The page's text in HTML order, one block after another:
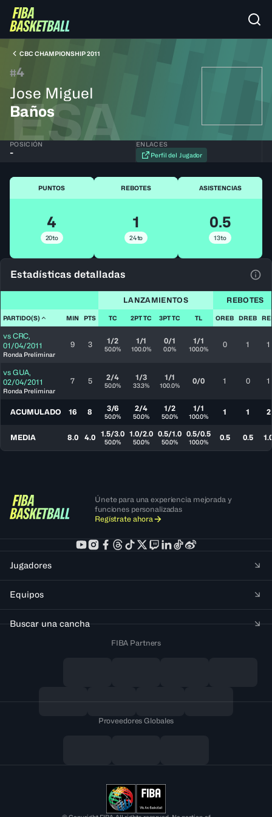
CBC CHAMPIONSHIP 2011
#4
Jose Miguel
Baños
ESA
POSICIÓN
-
ENLACES
Perfil del Jugador
PUNTOS
4
20to
REBOTES
1
24to
ASISTENCIAS
0.5
13to
Estadísticas detalladas
LANZAMIENTOS REBOTES
PARTIDO(S) MIN PTS TC 2PT TC 3PT TC TL OREB DREB
vs CRC,
01/04/2011
Ronda Preliminar
9 3 1/2
50.0%
1/1
100.0%
0/1
0.0%
1/1
100.0% 0 1 1
vs GUA,
02/04/2011
Ronda Preliminar
7 5 2/4
50.0%
1/3
33.3%
1/1
100.0% 0/0 1 0 1
ACUMULADO 16 8 3/6
50.0%
2/4
50.0%
1/2
50.0%
1/1
100.0% 1 1 2
MEDIA 8.0 4.0 1.5/3.0
50.0%
1.0/2.0
50.0%
0.5/1.0
50.0%
0.5/0.5
100.0% 0.5 0.5
Únete para una experiencia mejorada y
funciones personalizadas
Regístrate ahora
Jugadores
Equipos
Buscar una cancha
FIBA Partners
Proveedores Globales